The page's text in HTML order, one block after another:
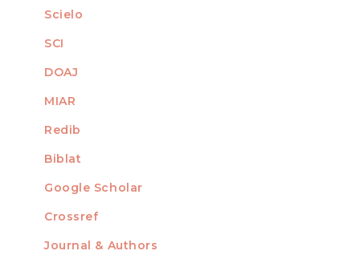
Scielo
SCI
DOAJ
MIAR
Redib
Biblat
Google Scholar
MIEMBRO DE
Crossref
Journal & Authors